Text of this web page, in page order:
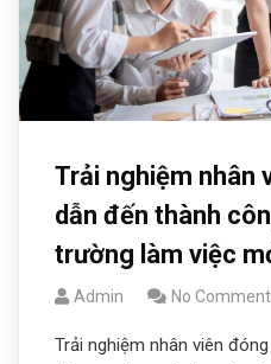
Trải nghiệm nhân
dẫn đến thành
trường làm việc
Admin No
Trải nghiệm nhân viên